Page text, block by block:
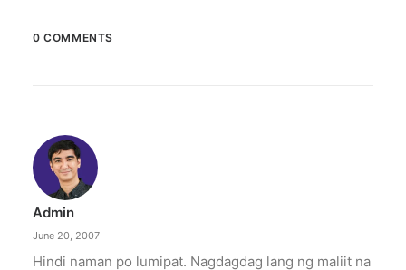
0 COMMENTS
Admin
June 20, 2007
Hindi naman po lumipat. Nagdagdag lang ng maliit na